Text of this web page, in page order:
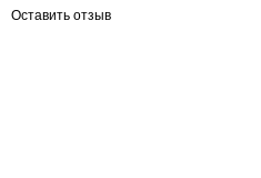
Оставить отзыв